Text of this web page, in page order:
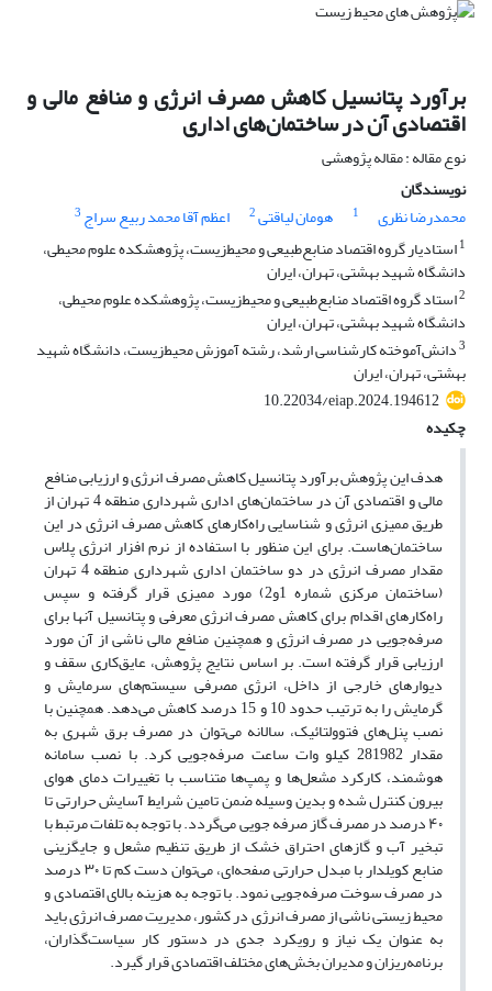
برآورد پتانسیل کاهش مصرف انرژی و منافع مالی و
اقتصادی آن در ساختمان‌‌های اداری
نوع مقاله : مقاله پژوهشی
نویسندگان
محمدرضا نظری
1 هومان لیاقتی2 اعظم آقا محمد ربیع سراج 3
1استادیار گروه اقتصاد منابع‌طبیعی و محیط‌زیست، پژوهشکده علوم محیطی،
دانشگاه شهید بهشتی، تهران، ایران
2استاد گروه اقتصاد منابع‌طبیعی و محیط‌زیست، پژوهشکده علوم محیطی،
دانشگاه شهید بهشتی، تهران، ایران
3دانش‌آموخته کارشناسی ارشد، رشته آموزش محیط‌زیست، دانشگاه شهید
بهشتی، تهران، ایران
10.22034/eiap.2024.194612
چکیده
هدف این پژوهش برآورد پتانسیل کاهش مصرف انرژی و ارزیابی منافع
مالی و اقتصادی آن در ساختمان‌‌های اداری شهرداری منطقه 4 تهران از
طریق ممیزی انرژی و شناسایی راه‌کارهای کاهش مصرف انرژی در این
ساختمان‌‌هاست. برای این منظور با استفاده از نرم افزار انرژی پلاس
مقدار مصرف انرژی در دو ساختمان اداری شهرداری منطقه 4 تهران
(ساختمان مرکزی شماره 1و2) مورد ممیزی قرار گرفته و سپس
راه‌کارهای اقدام برای کاهش مصرف انرژی معرفی و پتانسیل آنها برای
صرفه‌‌جویی در مصرف انرژی و همچنین منافع مالی ناشی از آن مورد
ارزیابی قرار گرفته است. بر اساس نتایج پژوهش، عایق‌کاری سقف و
دیوارهای خارجی از داخل، انرژی مصرفی سیستم‌‌های سرمایش و
گرمایش را به ترتیب حدود 10 و 15 درصد کاهش می‌‌دهد. همچنین با
نصب پنل‌‌های فتوولتائیک، سالانه می‌‌توان در مصرف برق شهری به
مقدار 281982 کیلو وات ساعت صرفه‌‌جویی کرد. با نصب سامانه
هوشمند، کارکرد مشعل‌ها و پمپ‌ها متناسب با تغییرات دمای هوای
بیرون کنترل شده و بدین وسیله ضمن تامین شرایط آسایش حرارتی تا
۴۰ درصد در مصرف گاز صرفه جویی می‌‌گردد. با توجه به تلفات مرتبط با
تبخیر آب و گازهای احتراق خشک از طریق تنظیم مشعل و جایگزینی
منابع کویلدار با مبدل حرارتی صفحه‌‌ای، می‌‌توان دست کم تا ۳۰ درصد
در مصرف سوخت صرفه‌‌جویی نمود. با توجه به هزینه بالای اقتصادی و
محیط زیستی ناشی از مصرف انرژی در کشور، مدیریت مصرف انرژی باید
به عنوان یک نیاز و رویکرد جدی در دستور کار سیاست‌‌گذاران،
برنامه‌‌ریزان و مدیران بخش‌‌های مختلف اقتصادی قرار گیرد.